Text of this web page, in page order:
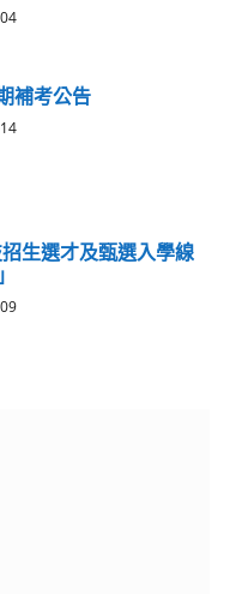
補考公告
生選才及甄選入學線